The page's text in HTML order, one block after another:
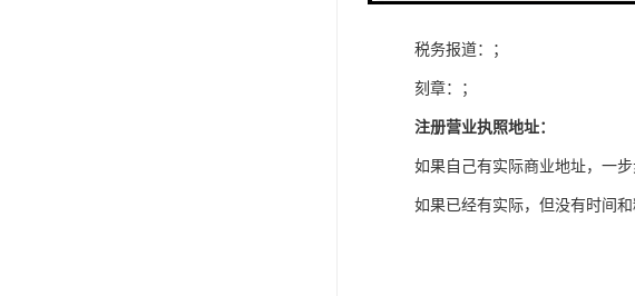
税务报道：；
刻章：；
注册营业执照地址：
如果自己有实际商业地址，一
如果已经有实际，但没有时间